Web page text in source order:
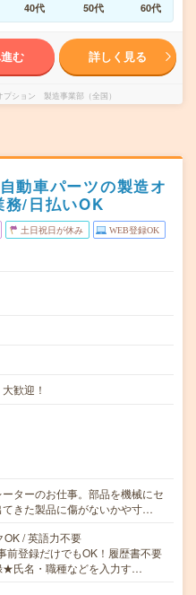
40代 50代 60代
む 詳しく見る
プション 製造事業部（全国）
動車パーツの製造オ
務/日払いOK
土日祝日が休み WEB登録OK
歓迎！
ターのお仕事。部品を機械にセ
てきた製品に傷がないかや寸…
OK / 英語力不要
登録だけでもOK！履歴書不要
★氏名・職種などを入力す…